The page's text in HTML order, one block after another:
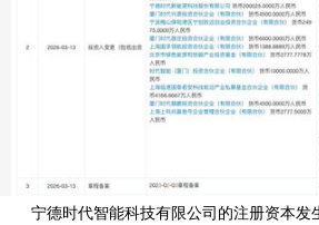
宁德时代智能科技有限公司的注册资本发